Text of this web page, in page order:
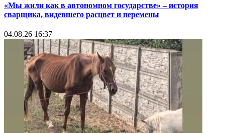
«Мы жили как в автономном государстве» – история
сварщика, видевшего расцвет и перемены
04.08.26 16:37